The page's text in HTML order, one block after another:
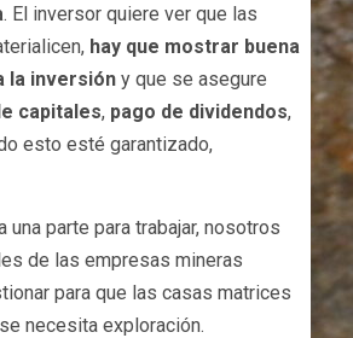
. El inversor quiere ver que las
hay que mostrar buena
la inversión y que se asegure
capitales, pago de dividendos,
esto esté garantizado,
una parte para trabajar, nosotros
de las empresas mineras
para que las casas matrices
necesita exploración.